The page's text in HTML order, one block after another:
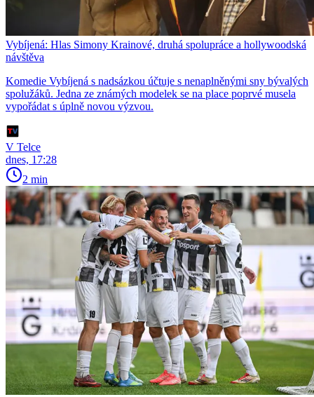
Vybíjená: Hlas Simony Krainové, druhá spolupráce a hollywoodská
návštěva
Komedie Vybíjená s nadsázkou účtuje s nenaplněnými sny bývalých
spolužáků. Jedna ze známých modelek se na place poprvé musela
vypořádat s úplně novou výzvou.
V Telce
dnes, 17:28
2 min